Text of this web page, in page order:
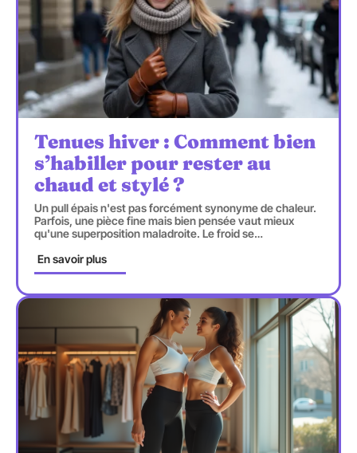
Tenues hiver : Comment bien
s’habiller pour rester au
chaud et stylé ?
Un pull épais n'est pas forcément synonyme de chaleur.
Parfois, une pièce fine mais bien pensée vaut mieux
qu'une superposition maladroite. Le froid se…
En savoir plus